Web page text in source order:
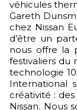
véhicules
Gareth
chez Nissan
d’être un
nous offre la
festivaliers
technologie
International
créativité :
Nissan. Nous